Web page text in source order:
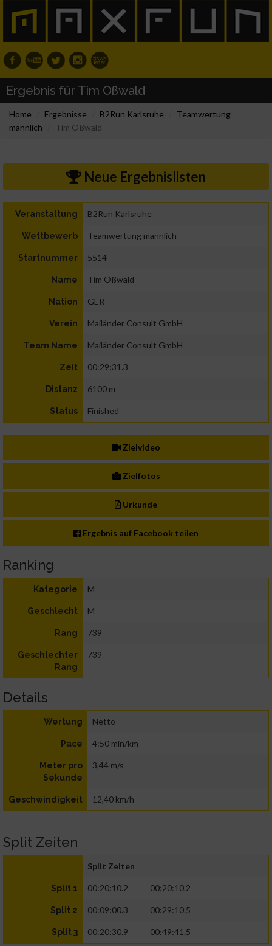
Ergebnis für Tim Oßwald
Home Ergebnisse B2Run Karlsruhe
Teamwertung
männlich
Tim Oßwald
Neue Ergebnislisten
Veranstaltung B2Run Karlsruhe
Wettbewerb Teamwertung männlich
Startnummer 5514
Name Tim Oßwald
Nation GER
Verein Mailänder Consult GmbH
Team Name Mailänder Consult GmbH
Zeit 00:29:31.3
Distanz 6100 m
Status Finished
Zielvideo
Zielfotos
Urkunde
Ergebnis auf Facebook teilen
Ranking
Kategorie M
Geschlecht M
Rang 739
Geschlechter
Rang
739
Details
Wertung Netto
Pace 4:50 min/km
Meter pro
Sekunde
3,44 m/s
Geschwindigkeit 12,40 km/h
Split Zeiten
Split Zeiten
Split 1 00:20:10.2 00:20:10.2
Split 2 00:09:00.3 00:29:10.5
Split 3 00:20:30.9 00:49:41.5